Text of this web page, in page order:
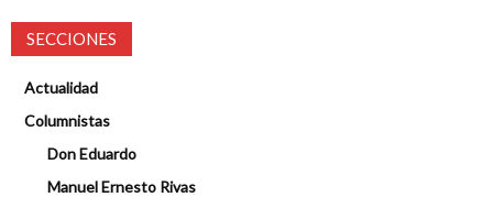
SECCIONES
Actualidad
Columnistas
Don Eduardo
Manuel Ernesto Rivas